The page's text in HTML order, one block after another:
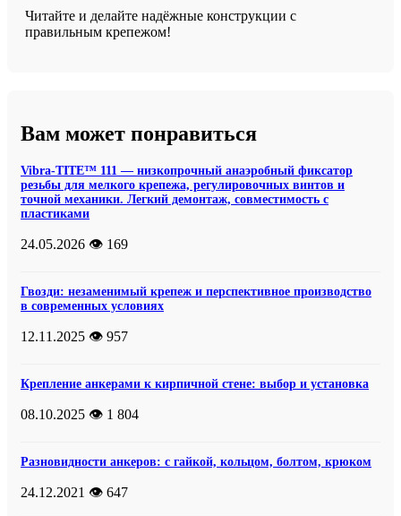
Читайте и делайте надёжные конструкции с
правильным крепежом!
Вам может понравиться
Vibra-TITE™ 111 — низкопрочный анаэробный фиксатор
резьбы для мелкого крепежа, регулировочных винтов и
точной механики. Легкий демонтаж, совместимость с
пластиками
24.05.2026 👁️ 169
Гвозди: незаменимый крепеж и перспективное производство
в современных условиях
12.11.2025 👁️ 957
Крепление анкерами к кирпичной стене: выбор и установка
08.10.2025 👁️ 1 804
Разновидности анкеров: с гайкой, кольцом, болтом, крюком
24.12.2021 👁️ 647